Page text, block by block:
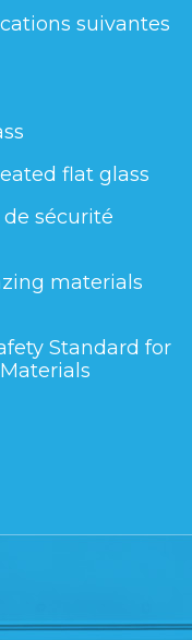
suivantes
flat glass
de sécurité
materials
Standard for